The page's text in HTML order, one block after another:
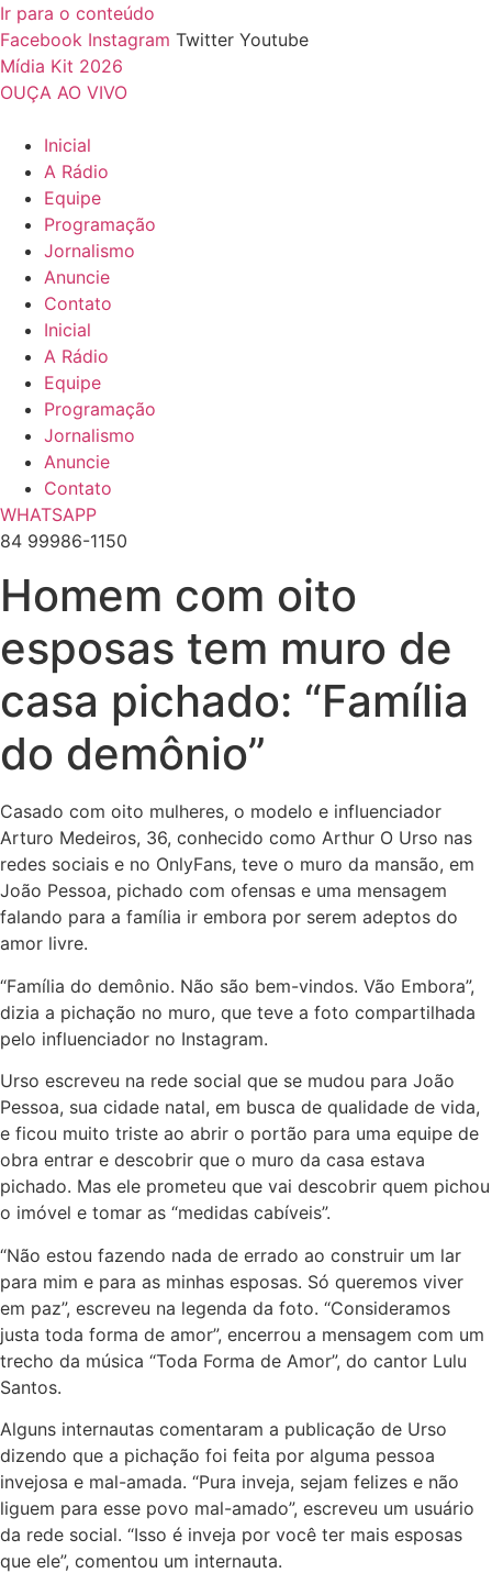
Ir para o conteúdo
Facebook Instagram Twitter Youtube
Mídia Kit 2026
OUÇA AO VIVO
Inicial
A Rádio
Equipe
Programação
Jornalismo
Anuncie
Contato
Inicial
A Rádio
Equipe
Programação
Jornalismo
Anuncie
Contato
WHATSAPP
84 99986-1150
Homem com oito
esposas tem muro de
casa pichado: “Família
do demônio”
Casado com oito mulheres, o modelo e influenciador
Arturo Medeiros, 36, conhecido como Arthur O Urso nas
redes sociais e no OnlyFans, teve o muro da mansão, em
João Pessoa, pichado com ofensas e uma mensagem
falando para a família ir embora por serem adeptos do
amor livre.
“Família do demônio. Não são bem-vindos. Vão Embora”,
dizia a pichação no muro, que teve a foto compartilhada
pelo influenciador no Instagram.
Urso escreveu na rede social que se mudou para João
Pessoa, sua cidade natal, em busca de qualidade de vida,
e ficou muito triste ao abrir o portão para uma equipe de
obra entrar e descobrir que o muro da casa estava
pichado. Mas ele prometeu que vai descobrir quem pichou
o imóvel e tomar as “medidas cabíveis”.
“Não estou fazendo nada de errado ao construir um lar
para mim e para as minhas esposas. Só queremos viver
em paz”, escreveu na legenda da foto. “Consideramos
justa toda forma de amor”, encerrou a mensagem com um
trecho da música “Toda Forma de Amor”, do cantor Lulu
Santos.
Alguns internautas comentaram a publicação de Urso
dizendo que a pichação foi feita por alguma pessoa
invejosa e mal-amada. “Pura inveja, sejam felizes e não
liguem para esse povo mal-amado”, escreveu um usuário
da rede social. “Isso é inveja por você ter mais esposas
que ele”, comentou um internauta.